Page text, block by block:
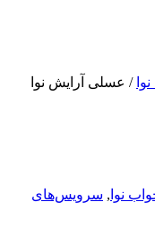
/ عسلی آرایش نوا
نوا , سرویس‌های